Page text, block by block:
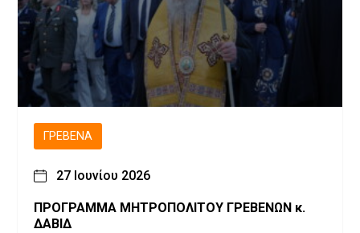
ΓΡΕΒΕΝΆ
27 Ιουνίου 2026
ΠΡΟΓΡΑΜΜΑ ΜΗΤΡΟΠΟΛΙΤΟΥ ΓΡΕΒΕΝΩΝ κ.
ΔΑΒΙΔ